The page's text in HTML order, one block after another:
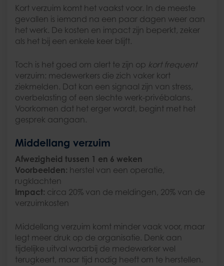
Kort verzuim komt het vaakst voor. In de meeste
gevallen is iemand na een paar dagen weer aan
het werk. De kosten en impact zijn beperkt, zeker
als het bij een enkele keer blijft.
Toch is het goed om alert te zijn op kort frequent
verzuim: medewerkers die zich vaker kort
ziekmelden. Dat kan een signaal zijn van stress,
overbelasting of een slechte werk-privébalans.
Voorkomen dat het erger wordt, begint met het
gesprek aangaan.
Middellang verzuim
Afwezigheid tussen 1 en 6 weken
Voorbeelden: herstel van een operatie,
rugklachten
Impact: circa 20% van de meldingen, 20% van de
verzuimkosten
Middellang verzuim komt minder vaak voor, maar
legt meer druk op de organisatie. Denk aan
tijdelijke uitval waarbij de medewerker wel
terugkeert, maar tijd nodig heeft om te herstellen.